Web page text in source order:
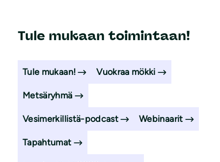
Tule mukaan toimintaan!
Tule mukaan! Vuokraa mökki
Metsäryhmä
Vesimerkillistä-podcast Webinaarit
Tapahtumat